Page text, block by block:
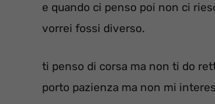
e quando ci penso poi non ci
vorrei fossi diverso.
ti penso di corsa ma non ti do
porto pazienza ma non mi